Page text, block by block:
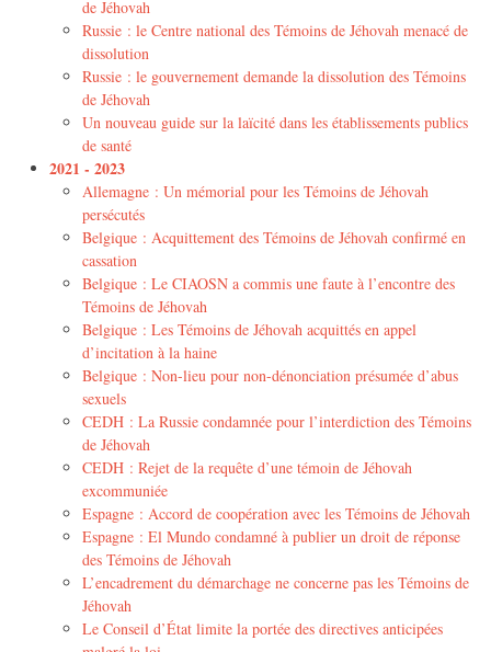
de Jéhovah
Russie : le Centre national des Témoins de Jéhovah menacé de
dissolution
Russie : le gouvernement demande la dissolution des Témoins
de Jéhovah
Un nouveau guide sur la laïcité dans les établissements publics
de santé
2021 - 2023
Allemagne : Un mémorial pour les Témoins de Jéhovah
persécutés
Belgique : Acquittement des Témoins de Jéhovah confirmé en
cassation
Belgique : Le CIAOSN a commis une faute à l’encontre des
Témoins de Jéhovah
Belgique : Les Témoins de Jéhovah acquittés en appel
d’incitation à la haine
Belgique : Non-lieu pour non-dénonciation présumée d’abus
sexuels
CEDH : La Russie condamnée pour l’interdiction des Témoins
de Jéhovah
CEDH : Rejet de la requête d’une témoin de Jéhovah
excommuniée
Espagne : Accord de coopération avec les Témoins de Jéhovah
Espagne : El Mundo condamné à publier un droit de réponse
des Témoins de Jéhovah
L’encadrement du démarchage ne concerne pas les Témoins de
Jéhovah
Le Conseil d’État limite la portée des directives anticipées